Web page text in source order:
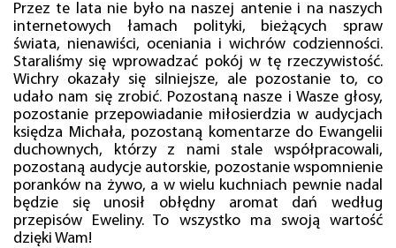
Przez te lata nie było na naszej antenie i na naszych
internetowych łamach polityki, bieżących spraw
świata, nienawiści, oceniania i wichrów codzienności.
Staraliśmy się wprowadzać pokój w tę rzeczywistość.
Wichry okazały się silniejsze, ale pozostanie to, co
udało nam się zrobić. Pozostaną nasze i Wasze głosy,
pozostanie przepowiadanie miłosierdzia w audycjach
księdza Michała, pozostaną komentarze do Ewangelii
duchownych, którzy z nami stale współpracowali,
pozostaną audycje autorskie, pozostanie wspomnienie
poranków na żywo, a w wielu kuchniach pewnie nadal
będzie się unosił obłędny aromat dań według
przepisów Eweliny. To wszystko ma swoją wartość
dzięki Wam!